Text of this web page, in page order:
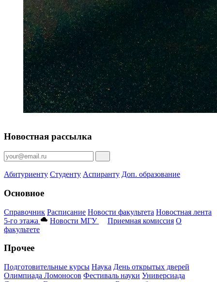
Новостная рассылка
Абитуриенту Студенту Аспиранту Доп. образование
Основное
Справочник Расписание Новости факультета Новостная лента
5-го этажа
Новости МГУ Приемная комиссия О
факультете
Прочее
Подготовительные курсы Наука День открытых дверей
Олимпиада Ломоносов Фестиваль науки Универсиада